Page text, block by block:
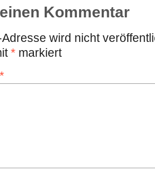
Kommentar
wird nicht
* markiert
*